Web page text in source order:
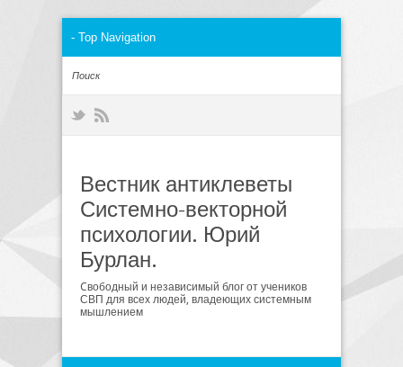
Вестник антиклеветы
Системно-векторной
психологии. Юрий
Бурлан.
Cвободный и независимый блог от учеников
СВП для всех людей, владеющих системным
мышлением